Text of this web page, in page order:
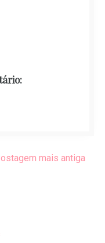
mais antiga